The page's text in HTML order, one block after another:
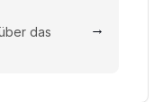
das
→